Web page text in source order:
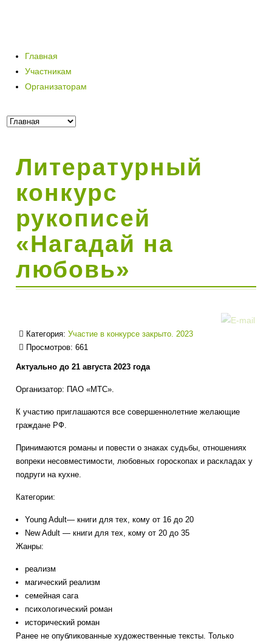
Главная
Участникам
Организаторам
Литературный
конкурс
рукописей
«Нагадай на
любовь»
Категория:Участие в конкурсе закрыто. 2023
Просмотров: 661
Актуально до 21 августа 2023 года
Организатор: ПАО «МТС».
К участию приглашаются все совершеннолетние желающие
граждане РФ.
Принимаются романы и повести о знаках судьбы, отношениях
вопреки несовместимости, любовных гороскопах и раскладах у
подруги на кухне.
Категории:
Young Adult— книги для тех, кому от 16 до 20
New Adult — книги для тех, кому от 20 до 35
Жанры:
реализм
магический реализм
семейная сага
психологический роман
исторический роман
Ранее не опубликованные художественные тексты. Только